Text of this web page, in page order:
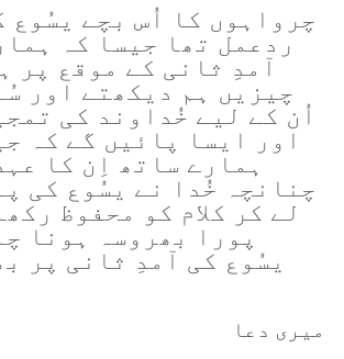
چرواہوں کا اُس بچے یسُوع
ردعمل تھا جیسا کہ
آمدِ ثانی کے موقع پر
چیزیں ہم دیکھتے اور
اُن کے لیے خُداوند کی
اور ایسا پائیں گے کہ
ہمارے ساتھ اِن کا
چنانچہ خُدا نے یسُوع کی
لے کر کلام کو محفوظ
پورا بھروسہ ہونا
یسُوع کی آمدِ ثانی پر
میری دعا